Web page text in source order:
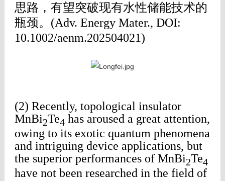
思路，有望突破现有水性储能技术的
瓶颈。(Adv. Energy Mater., DOI:
10.1002/aenm.202504021)
(2) Recently, topological insulator
MnBi2Te4 has aroused a great attention,
owing to its exotic quantum phenomena
and intriguing device applications, but
the superior performances of MnBi2Te4
have not been researched in the field of